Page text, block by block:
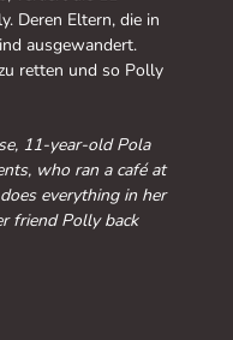
Deren Eltern, die in
ausgewandert.
retten und so Polly
11-year-old Pola
who ran a café at
everything in her
friend Polly back